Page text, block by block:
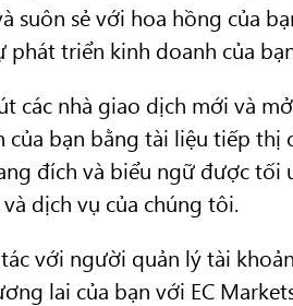
suôn sẻ với hoa hồng của
phát triển kinh doanh của
các nhà giao dịch mới và
của bạn bằng tài liệu tiếp thị
đích và biểu ngữ được tối
dịch vụ của chúng tôi.
với người quản lý tài
lai của bạn với EC